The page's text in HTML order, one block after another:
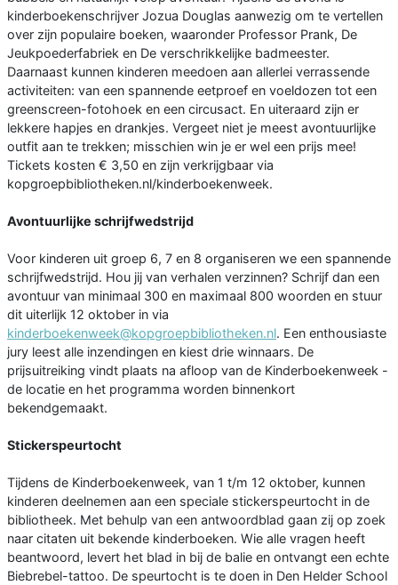
kinderboekenschrijver Jozua Douglas aanwezig om te vertellen
over zijn populaire boeken, waaronder Professor Prank, De
Jeukpoederfabriek en De verschrikkelijke badmeester.
Daarnaast kunnen kinderen meedoen aan allerlei verrassende
activiteiten: van een spannende eetproef en voeldozen tot een
greenscreen-fotohoek en een circusact. En uiteraard zijn er
lekkere hapjes en drankjes. Vergeet niet je meest avontuurlijke
outfit aan te trekken; misschien win je er wel een prijs mee!
Tickets kosten € 3,50 en zijn verkrijgbaar via
kopgroepbibliotheken.nl/kinderboekenweek.
Avontuurlijke schrijfwedstrijd
Voor kinderen uit groep 6, 7 en 8 organiseren we een spannende
schrijfwedstrijd. Hou jij van verhalen verzinnen? Schrijf dan een
avontuur van minimaal 300 en maximaal 800 woorden en stuur
dit uiterlijk 12 oktober in via
kinderboekenweek@kopgroepbibliotheken.nl. Een enthousiaste
jury leest alle inzendingen en kiest drie winnaars. De
prijsuitreiking vindt plaats na afloop van de Kinderboekenweek -
de locatie en het programma worden binnenkort
bekendgemaakt.
Stickerspeurtocht
Tijdens de Kinderboekenweek, van 1 t/m 12 oktober, kunnen
kinderen deelnemen aan een speciale stickerspeurtocht in de
bibliotheek. Met behulp van een antwoordblad gaan zij op zoek
naar citaten uit bekende kinderboeken. Wie alle vragen heeft
beantwoord, levert het blad in bij de balie en ontvangt een echte
Biebrebel-tattoo. De speurtocht is te doen in Den Helder School